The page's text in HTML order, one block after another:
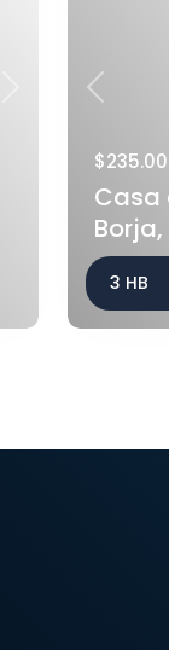
Previous
Casa
Borja,
3 HB